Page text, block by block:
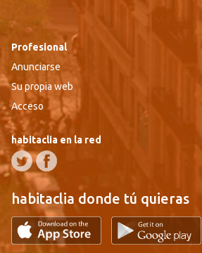
Profesional
Anunciarse
Su propia web
Acceso
habitaclia en la red
habitaclia donde tú quieras